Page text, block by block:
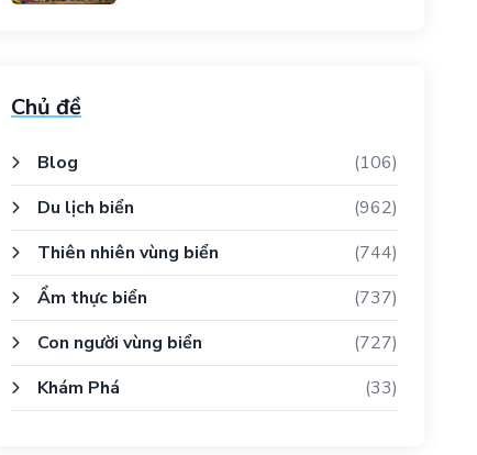
Chủ đề
Blog
(106)
Du lịch biển
(962)
Thiên nhiên vùng biển
(744)
Ẩm thực biển
(737)
Con người vùng biển
(727)
Khám Phá
(33)